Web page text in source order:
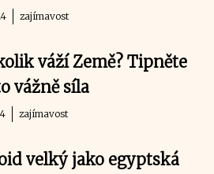
zajímavost
váží Země? Tipněte
vážně síla
zajímavost
velký jako egyptská